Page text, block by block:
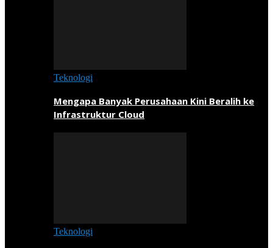
Teknologi
Mengapa Banyak Perusahaan Kini Beralih ke
Infrastruktur Cloud
Teknologi